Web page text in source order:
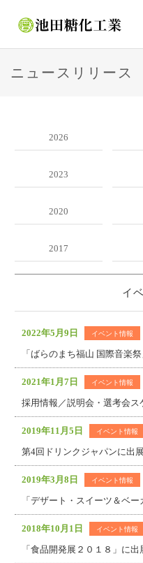
ニュースリリース
2026
2023
2020
2017
イ
2022年5月9日 イベント情報
「ばらのまち福山 国際音楽
2021年1月7日 イベント情報
採用情報／説明会・選考会
2019年11月5日 イベント情報
第4回ドリンクジャパンに出
2019年3月8日 イベント情報
「デザート・スイーツ＆ベ
2018年10月1日 イベント情報
「食品開発展２０１８」に出